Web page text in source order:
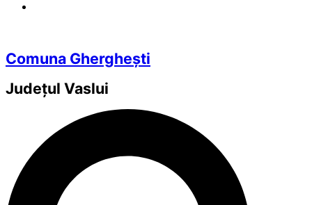
Comuna Gherghești
Județul Vaslui